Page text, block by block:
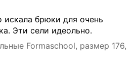
искала брюки для очень
Эти сели идеольно.
Formaschool, размер 176,